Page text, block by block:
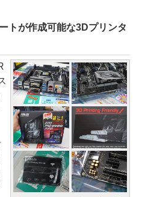
トが作成可能な3Dプリンタ